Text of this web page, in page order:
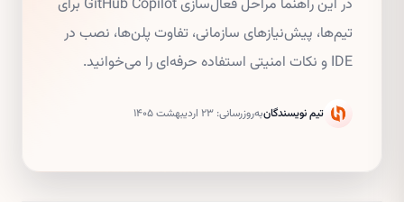
در این راهنما مراحل فعال‌سازی GitHub Copilot برای
تیم‌ها، پیش‌نیازهای سازمانی، تفاوت پلن‌ها، نصب در
IDE و نکات امنیتی استفاده حرفه‌ای را می‌خوانید.
تیم نویسندگانبه‌روزرسانی: ۲۳ اردیبهشت ۱۴۰۵